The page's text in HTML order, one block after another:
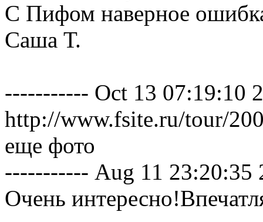
С Пифом наверное
Саша Т.
----------- Oct 13 07:19:10
http://www.fsite.ru/tour/
еще фото
----------- Aug 11
Очень